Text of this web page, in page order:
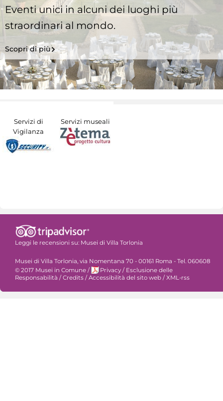
Eventi unici in alcuni dei luoghi più
straordinari al mondo.
Scopri di più
Servizi di
Vigilanza
Servizi museali
Leggi le recensioni su: Musei di Villa Torlonia
Musei di Villa Torlonia, via Nomentana 70 - 00161 Roma - Tel. 060608
© 2017 Musei in Comune / Privacy / Esclusione delle
Responsabilità / Credits / Accessibilità del sito web / XML-rss